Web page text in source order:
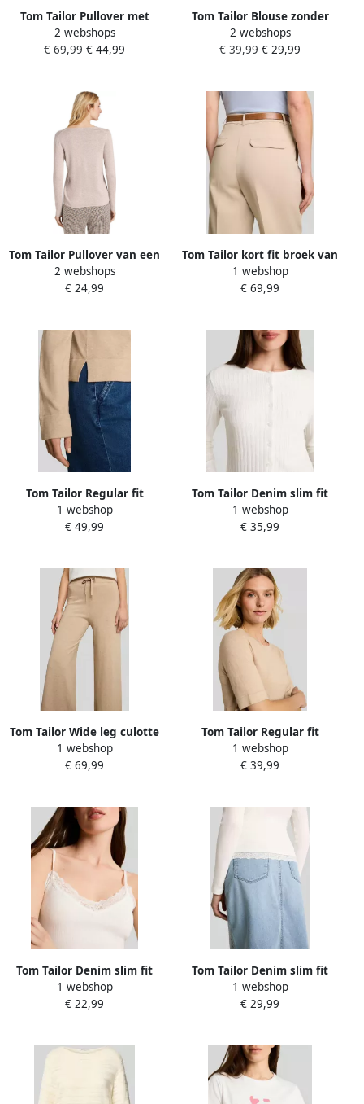
Tom Tailor Pullover met
streepmotief en 3 4-
mouwen
2 webshops
€ 69,99 € 44,99
Tom Tailor Blouse zonder
sluiting met verborgen
knoopsluiting
2 webshops
€ 39,99 € 29,99
Tom Tailor Pullover van een
mix van katoen en viscose
2 webshops
€ 24,99
Tom Tailor kort fit broek van
mix van katoen en lyocell
met riem
1 webshop
€ 69,99
Tom Tailor Regular fit
pullover van mix van
katoen en zijde
1 webshop
€ 49,99
Tom Tailor Denim slim fit
gebreid jack van katoenmix
1 webshop
€ 35,99
Tom Tailor Wide leg culotte
van katoenmix met aandeel
zijde
1 webshop
€ 69,99
Tom Tailor Regular fit
pullover van mix van
katoen en zijde met
1 webshop
€ 39,99
Tom Tailor Denim slim fit
top van katoenmix
1 webshop
€ 22,99
Tom Tailor Denim slim fit
shirt met lange mouwen
van katoenmix
1 webshop
€ 29,99